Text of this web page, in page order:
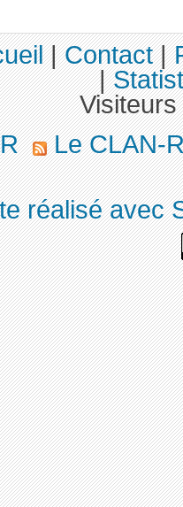
|Contact|
|
Le CLAN-
réalisé avec